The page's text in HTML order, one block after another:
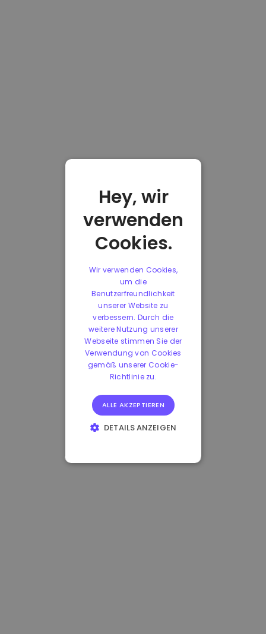
Hey, wir
verwenden
Cookies.
Wir verwenden Cookies,
um die
Benutzerfreundlichkeit
unserer Website zu
verbessern. Durch die
weitere Nutzung unserer
Webseite stimmen Sie der
Verwendung von Cookies
gemäß unserer Cookie-
Richtlinie zu.
ALLE AKZEPTIEREN
DETAILS ANZEIGEN